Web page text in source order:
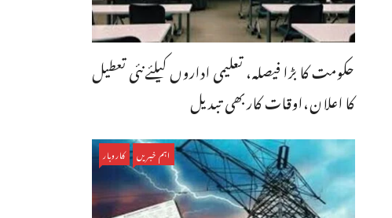
حکومت کا بڑا فیصلہ، تعلیمی اداروں کیلئےنئی تعطیل
کا اعلان،اوقات کاربھی تبدیل
اہم خبریں کاروبار